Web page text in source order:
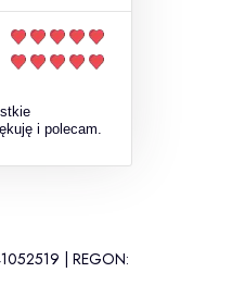
i polecam.
| REGON: